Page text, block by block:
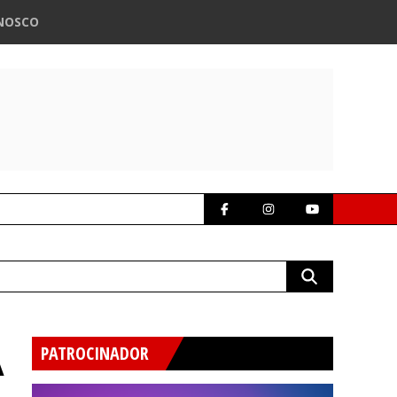
PATROCINADOR